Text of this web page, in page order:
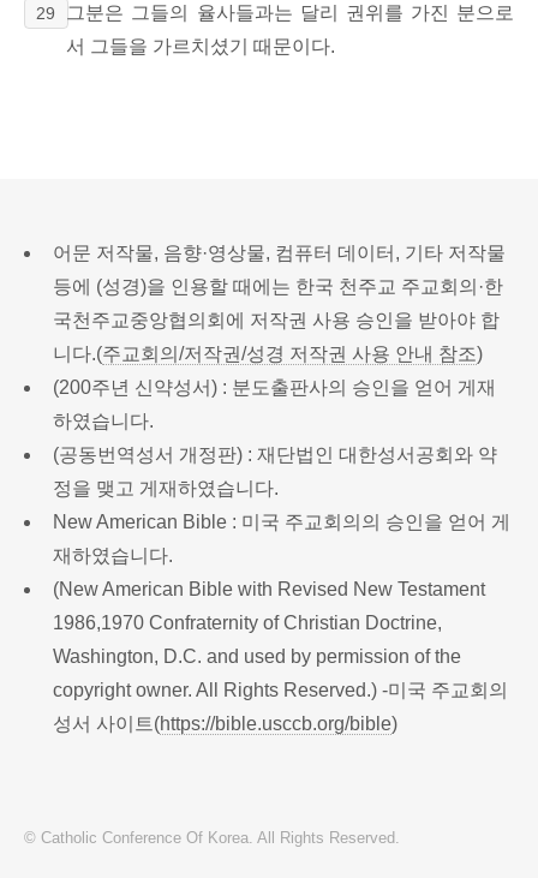
29
그분은 그들의 율사들과는 달리 권위를 가진 분으로
서 그들을 가르치셨기 때문이다.
어문 저작물, 음향·영상물, 컴퓨터 데이터, 기타 저작물
등에 (성경)을 인용할 때에는 한국 천주교 주교회의·한
국천주교중앙협의회에 저작권 사용 승인을 받아야 합
니다.(주교회의/저작권/성경 저작권 사용 안내 참조)
(200주년 신약성서) : 분도출판사의 승인을 얻어 게재
하였습니다.
(공동번역성서 개정판) : 재단법인 대한성서공회와 약
정을 맺고 게재하였습니다.
New American Bible : 미국 주교회의의 승인을 얻어 게
재하였습니다.
(New American Bible with Revised New Testament
1986,1970 Confraternity of Christian Doctrine,
Washington, D.C. and used by permission of the
copyright owner. All Rights Reserved.) -미국 주교회의
성서 사이트(https://bible.usccb.org/bible)
© Catholic Conference Of Korea. All Rights Reserved.